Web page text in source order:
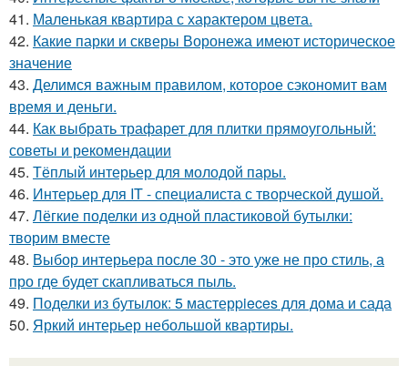
41. Маленькая квартира с характером цвета.
42. Какие парки и скверы Воронежа имеют историческое
значение
43. Делимся важным правилом, которое сэкономит вам
время и деньги.
44. Как выбрать трафарет для плитки прямоугольный:
советы и рекомендации
45. Тёплый интерьер для молодой пары.
46. Интерьер для IT - специалиста с творческой душой.
47. Лёгкие поделки из одной пластиковой бутылки:
творим вместе
48. Выбор интерьера после 30 - это уже не про стиль, а
про где будет скапливаться пыль.
49. Поделки из бутылок: 5 мастерpieces для дома и сада
50. Яркий интерьер небольшой квартиры.